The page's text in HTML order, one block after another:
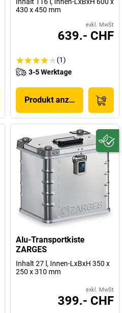
430 x 450 mm
exkl. MwSt
639.- CHF
(1)
3-5 Werktage
Produkt anzeigen
Alu-Transportkiste
ZARGES
Inhalt 27 l, Innen-LxBxH 350 x
250 x 310 mm
exkl. MwSt
399.- CHF